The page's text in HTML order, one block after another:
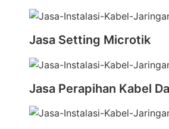
Jasa Setting Microtik
Jasa Perapihan Kabel